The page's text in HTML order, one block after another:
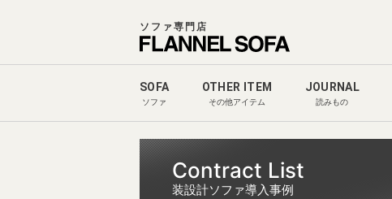
ソファ専門店
SOFA
ソファ
OTHER ITEM
その他アイテム
JOURNAL
読みもの
Contract List
装設計ソファ導入事例